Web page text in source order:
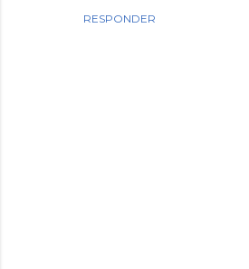
RESPONDER